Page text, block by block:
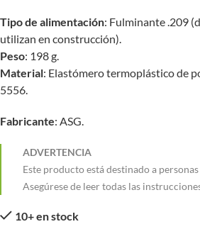
Tipo de alimentación: Fulminante .209
utilizan en construcción).
Peso: 198 g.
Material: Elastómero termoplástico de
5556.
Fabricante: ASG.
ADVERTENCIA
Este producto está destinado a
Asegúrese de leer todas las
10+ en stock